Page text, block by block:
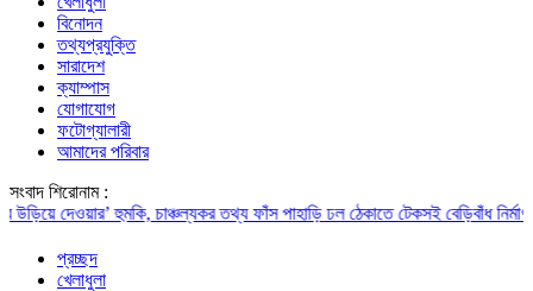
বিনোদন
তথ্যপ্রযুক্তি
সারাদেশ
ক্যাম্পাস
যোগাযোগ
ফটোগ্যালারী
আমাদের পরিবার
সংবাদ শিরোনাম :
দেওয়ার’ হুমকি, চাঞ্চল্যকর তথ্য ফাঁসপাহাড়ি ঢল ঠেকাতে টেকসই বেড়িবাঁধ নির্মাণ করা
প্রচ্ছদ
খেলাধুলা